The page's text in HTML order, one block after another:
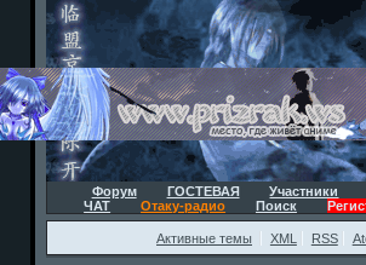
Форум ГОСТЕВАЯ Участники
ЧАТ
Отаку-радио Поиск
Активные темы XML RSS